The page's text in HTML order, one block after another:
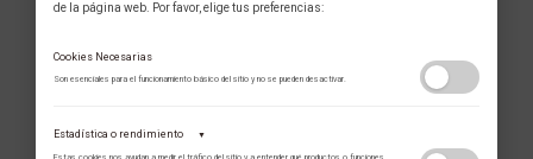
de la página web. Por favor, elige tus preferencias:
Cookies Necesarias
Son esenciales para el funcionamiento básico del sitio y no se pueden desactivar.
Estadística o rendimiento ▼